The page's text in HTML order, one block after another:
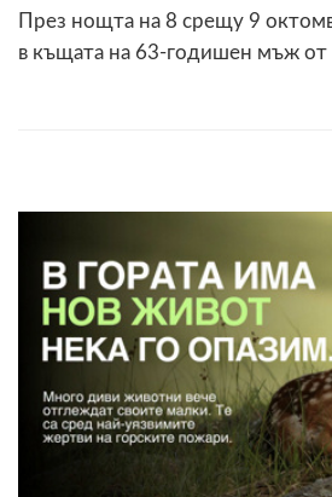
През нощта на 8 срещу 9
в къщата на 63-годишен мъж